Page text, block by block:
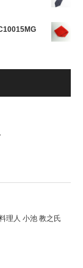
理人 小池 教之氏